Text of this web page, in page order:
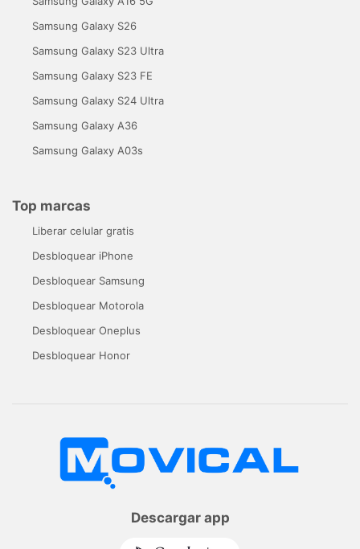
Samsung Galaxy S26
Samsung Galaxy S23 Ultra
Samsung Galaxy S23 FE
Samsung Galaxy S24 Ultra
Samsung Galaxy A36
Samsung Galaxy A03s
Top marcas
Liberar celular gratis
Desbloquear iPhone
Desbloquear Samsung
Desbloquear Motorola
Desbloquear Oneplus
Desbloquear Honor
Descargar app